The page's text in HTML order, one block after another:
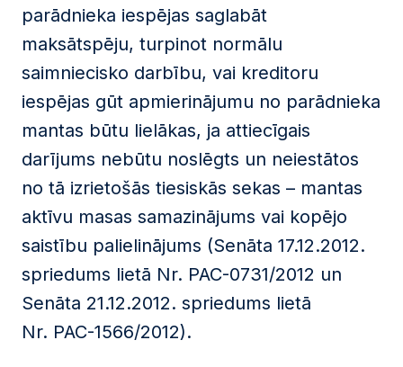
parādnieka iespējas saglabāt
maksātspēju, turpinot normālu
saimniecisko darbību, vai kreditoru
iespējas gūt apmierinājumu no parādnieka
mantas būtu lielākas, ja attiecīgais
darījums nebūtu noslēgts un neiestātos
no tā izrietošās tiesiskās sekas – mantas
aktīvu masas samazinājums vai kopējo
saistību palielinājums (Senāta 17.12.2012.
spriedums lietā Nr. PAC-0731/2012 un
Senāta 21.12.2012. spriedums lietā
Nr. PAC-1566/2012).